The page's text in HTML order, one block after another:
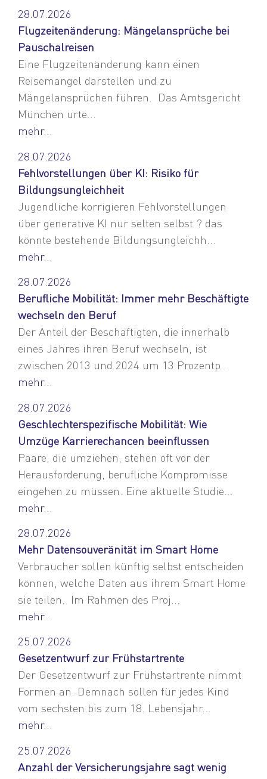
28.07.2026
Flugzeitenänderung: Mängelansprüche bei
Pauschalreisen
Eine Flugzeitenänderung kann einen
Reisemangel darstellen und zu
Mängelansprüchen führen. Das Amtsgericht
München urte...
mehr...
28.07.2026
Fehlvorstellungen über KI: Risiko für
Bildungsungleichheit
Jugendliche korrigieren Fehlvorstellungen
über generative KI nur selten selbst ? das
könnte bestehende Bildungsungleichh...
mehr...
28.07.2026
Berufliche Mobilität: Immer mehr Beschäftigte
wechseln den Beruf
Der Anteil der Beschäftigten, die innerhalb
eines Jahres ihren Beruf wechseln, ist
zwischen 2013 und 2024 um 13 Prozentp...
mehr...
28.07.2026
Geschlechterspezifische Mobilität: Wie
Umzüge Karrierechancen beeinflussen
Paare, die umziehen, stehen oft vor der
Herausforderung, berufliche Kompromisse
eingehen zu müssen. Eine aktuelle Studie...
mehr...
28.07.2026
Mehr Datensouveränität im Smart Home
Verbraucher sollen künftig selbst entscheiden
können, welche Daten aus ihrem Smart Home
sie teilen. Im Rahmen des Proj...
mehr...
25.07.2026
Gesetzentwurf zur Frühstartrente
Der Gesetzentwurf zur Frühstartrente nimmt
Formen an. Demnach sollen für jedes Kind
vom sechsten bis zum 18. Lebensjahr...
mehr...
25.07.2026
Anzahl der Versicherungsjahre sagt wenig